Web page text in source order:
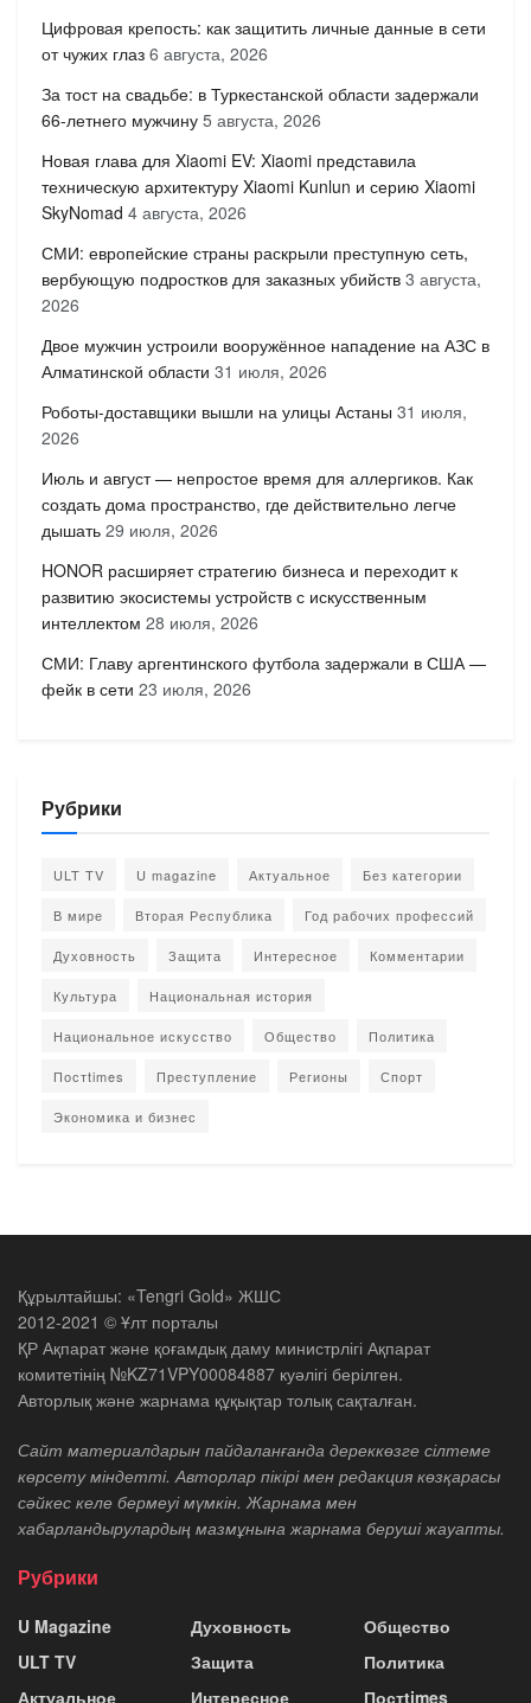
Цифровая крепость: как защитить личные данные в сети
от чужих глаз 6 августа, 2026
За тост на свадьбе: в Туркестанской области задержали
66-летнего мужчину 5 августа, 2026
Новая глава для Xiaomi EV: Xiaomi представила
техническую архитектуру Xiaomi Kunlun и серию Xiaomi
SkyNomad 4 августа, 2026
СМИ: европейские страны раскрыли преступную сеть,
вербующую подростков для заказных убийств 3 августа,
2026
Двое мужчин устроили вооружённое нападение на АЗС в
Алматинской области 31 июля, 2026
Роботы-доставщики вышли на улицы Астаны 31 июля,
2026
Июль и август — непростое время для аллергиков. Как
создать дома пространство, где действительно легче
дышать 29 июля, 2026
HONOR расширяет стратегию бизнеса и переходит к
развитию экосистемы устройств с искусственным
интеллектом 28 июля, 2026
СМИ: Главу аргентинского футбола задержали в США —
фейк в сети 23 июля, 2026
Рубрики
ULT TV U magazine Актуальное Без категории
В мире Вторая Республика Год рабочих профессий
Духовность Защита Интересное Комментарии
Культура Национальная история
Национальное искусство Общество Политика
Постtimes Преступление Регионы Спорт
Экономика и бизнес
Құрылтайшы: «Tengri Gold» ЖШС
2012-2021 © Ұлт порталы
ҚР Ақпарат және қоғамдық даму министрлігі Ақпарат
комитетінің №KZ71VPY00084887 куәлігі берілген.
Авторлық және жарнама құқықтар толық сақталған.
Сайт материалдарын пайдаланғанда дереккөзге сілтеме
көрсету міндетті. Авторлар пікірі мен редакция көзқарасы
сәйкес келе бермеуі мүмкін. Жарнама мен
хабарландырулардың мазмұнына жарнама беруші жауапты.
Рубрики
U Magazine
ULT TV
Актуальное
Духовность
Защита
Интересное
Общество
Политика
Постtimes